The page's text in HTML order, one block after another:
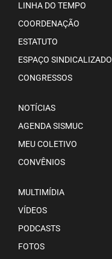
LINHA DO TEMPO
COORDENAÇÃO
ESTATUTO
ESPAÇO SINDICALIZADO
CONGRESSOS
NOTÍCIAS
AGENDA SISMUC
MEU COLETIVO
CONVÊNIOS
MULTIMÍDIA
VÍDEOS
PODCASTS
FOTOS